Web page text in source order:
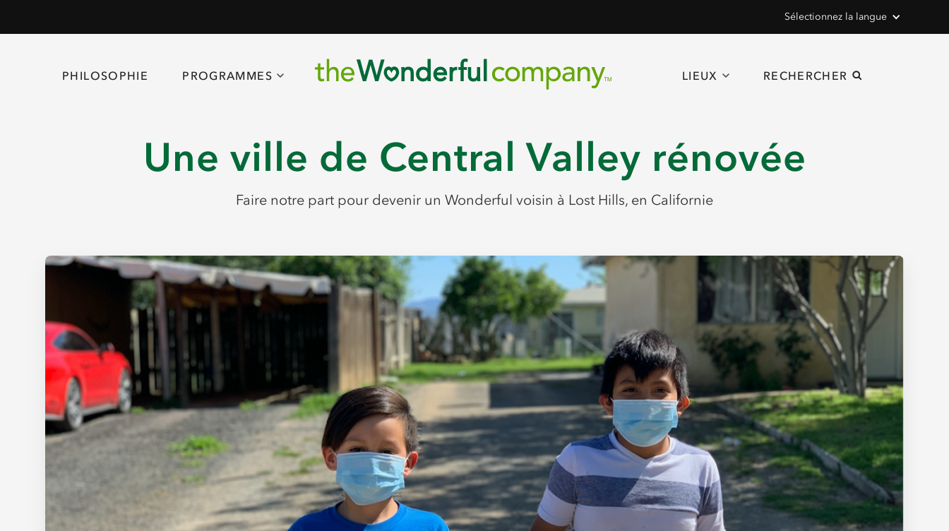
Sélectionnez la langue
PHILOSOPHIE PROGRAMMES LIEUX RECHERCHER
Une ville de Central Valley rénovée
Faire notre part pour devenir un Wonderful voisin à Lost Hills, en Californie